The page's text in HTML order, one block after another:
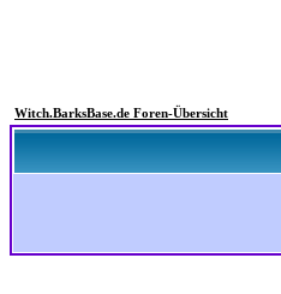
Witch.BarksBase.de Foren-Übersicht